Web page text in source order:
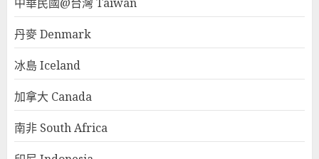
丹麥 Denmark
冰島 Iceland
加拿大 Canada
南非 South Africa